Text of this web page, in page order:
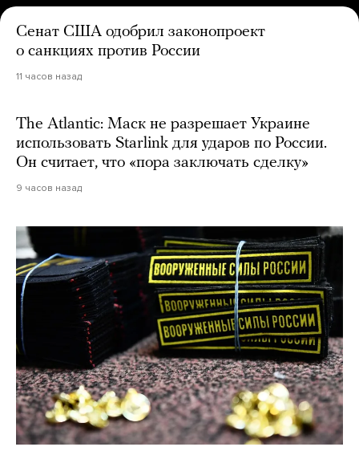
Сенат США одобрил законопроект
о санкциях против России
11 часов назад
The Atlantic: Маск не разрешает Украине
использовать Starlink для ударов по России.
Он считает, что «пора заключать сделку»
9 часов назад